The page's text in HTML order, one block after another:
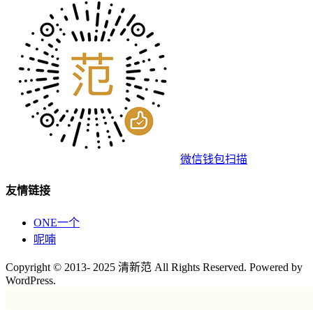
微信钱包扫描
友情链接
ONE一个
呢喃
Copyright © 2013- 2025 清新范 All Rights Reserved. Powered by
WordPress.